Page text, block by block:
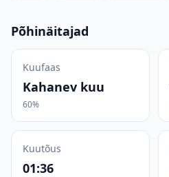
Põhinäitajad
Kuufaas
Kahanev kuu
60%
Kuutõus
01:36